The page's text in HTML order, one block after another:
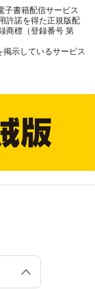
子書籍配信サービス
許諾を得た正規版配
商標（登録番号 第
示しているサービス